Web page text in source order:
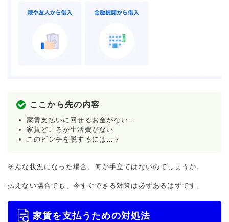
ここから先の内容
家賃支払いに回せるお金がない…
家賃どころか生活費がない
このピンチを脱するには…？
そんな状況になった場合、何か手立てはないのでしょうか。
払えない場合でも、今すぐできる対策は必ずあるはずです。
家賃を支払うための対処法